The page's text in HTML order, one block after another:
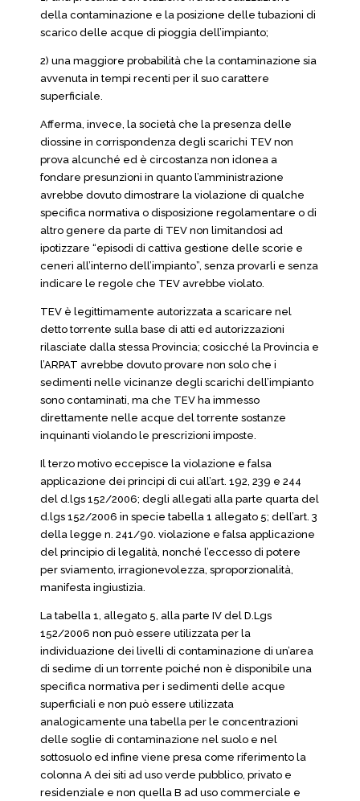
della contaminazione e la posizione delle tubazioni di
scarico delle acque di pioggia dell’impianto;
2) una maggiore probabilità che la contaminazione sia
avvenuta in tempi recenti per il suo carattere
superficiale.
Afferma, invece, la società che la presenza delle
diossine in corrispondenza degli scarichi TEV non
prova alcunché ed è circostanza non idonea a
fondare presunzioni in quanto l’amministrazione
avrebbe dovuto dimostrare la violazione di qualche
specifica normativa o disposizione regolamentare o di
altro genere da parte di TEV non limitandosi ad
ipotizzare “episodi di cattiva gestione delle scorie e
ceneri all’interno dell’impianto”, senza provarli e senza
indicare le regole che TEV avrebbe violato.
TEV è legittimamente autorizzata a scaricare nel
detto torrente sulla base di atti ed autorizzazioni
rilasciate dalla stessa Provincia; cosicché la Provincia e
l’ARPAT avrebbe dovuto provare non solo che i
sedimenti nelle vicinanze degli scarichi dell’impianto
sono contaminati, ma che TEV ha immesso
direttamente nelle acque del torrente sostanze
inquinanti violando le prescrizioni imposte.
Il terzo motivo eccepisce la violazione e falsa
applicazione dei principi di cui all’art. 192, 239 e 244
del d.lgs 152/2006; degli allegati alla parte quarta del
d.lgs 152/2006 in specie tabella 1 allegato 5; dell’art. 3
della legge n. 241/90. violazione e falsa applicazione
del principio di legalità, nonché l’eccesso di potere
per sviamento, irragionevolezza, sproporzionalità,
manifesta ingiustizia.
La tabella 1, allegato 5, alla parte IV del D.Lgs
152/2006 non può essere utilizzata per la
individuazione dei livelli di contaminazione di un’area
di sedime di un torrente poiché non è disponibile una
specifica normativa per i sedimenti delle acque
superficiali e non può essere utilizzata
analogicamente una tabella per le concentrazioni
delle soglie di contaminazione nel suolo e nel
sottosuolo ed infine viene presa come riferimento la
colonna A dei siti ad uso verde pubblico, privato e
residenziale e non quella B ad uso commerciale e